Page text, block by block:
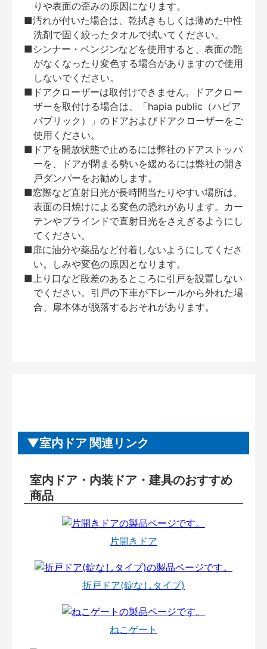
りや表面の歪みの原因になります。
■汚れが付いた場合は、乾拭きもしくは薄めた中性
洗剤で固く絞ったタオルで拭いてください。
■シンナー・ベンジンなどを使用すると、表面の艶
がなくなったり変色する場合がありますので使用
しないでください。
■ドアクローザーは取付けできません。ドアクロー
ザーを取付ける場合は、「hapia public（ハピア
パブリック）」のドアおよびドアクローザーをご
使用ください。
■ドアを開放状態で止めるには弊社のドアストッパ
ーを、ドアが閉まる勢いを緩めるには弊社の開き
戸ダンパーをお勧めします。
■窓際など直射日光が長時間当たりやすい場所は、
表面の日焼けによる変色の恐れがあります。カー
テンやブラインドで直射日光をさえぎるようにし
てください。
■扉に油分や薬品など付着しないようにしてくださ
い。しみや変色の原因となります。
■上り口など段差のあるところに引戸を設置しない
でください。引戸の下車が下レールから外れた場
合、扉本体が脱落するおそれがあります。
室内ドア 関連リンク
室内ドア・内装ドア・建具のおすすめ
商品
片開きドア
折戸ドア(錠なしタイプ)
ねこゲート